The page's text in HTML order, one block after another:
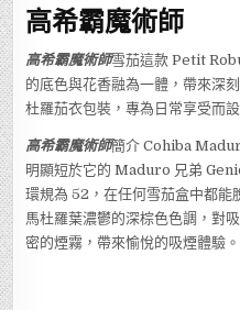
高希霸魔術師
高希霸魔術師雪茄這款 Petit
的底色與花香融為一體，帶來深
杜羅茄衣包裝，專為日常享受而設
高希霸魔術師簡介 Cohiba
明顯短於它的 Maduro 兄弟
環規為 52，在任何雪茄盒中都能
馬杜羅葉濃鬱的深棕色色調，對
密的煙霧，帶來愉悅的吸煙體驗。